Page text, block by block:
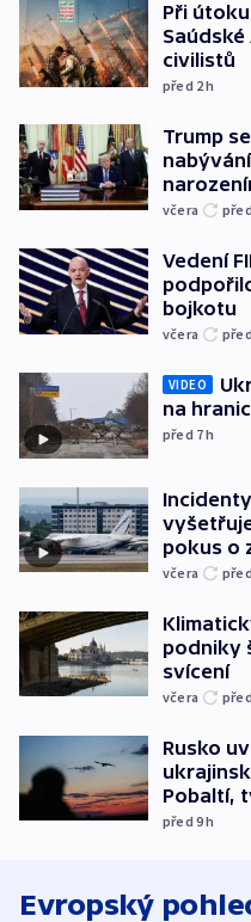
Při
civilistů
před 2h
Trump
včera
Vedení
bojkotu
včera
VIDEO
na
před 7h
pokus o
včera
podniky
svícení
včera
Rusko
Pobaltí,
před 9h
Evropský